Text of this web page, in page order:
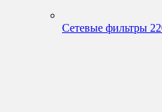
Сетевые фильтры